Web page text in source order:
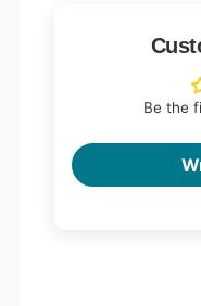
Be the